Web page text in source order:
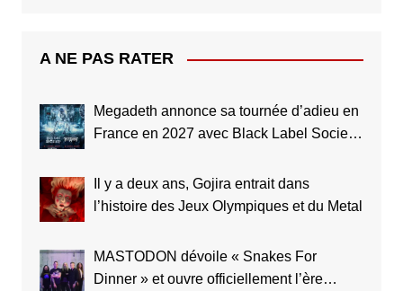
A NE PAS RATER
Megadeth annonce sa tournée d’adieu en
France en 2027 avec Black Label Society
Il y a deux ans, Gojira entrait dans
l’histoire des Jeux Olympiques et du Metal
MASTODON dévoile « Snakes For
Dinner » et ouvre officiellement l’ère